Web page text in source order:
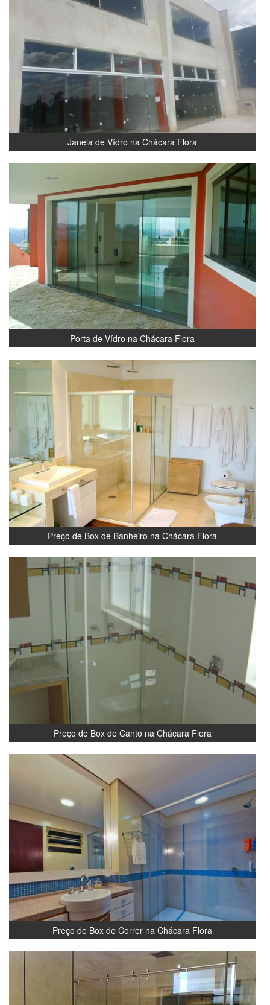
Janela de Vídro na Chácara Flora
Porta de Vídro na Chácara Flora
Preço de Box de Banheiro na Chácara Flora
Preço de Box de Canto na Chácara Flora
Preço de Box de Correr na Chácara Flora